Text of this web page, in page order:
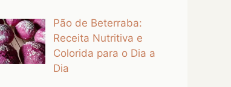
Pão de Beterraba:
Receita Nutritiva e
Colorida para o Dia a
Dia